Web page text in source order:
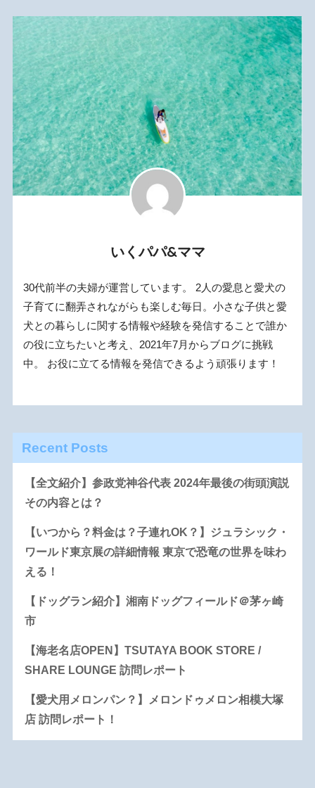
いくパパ&ママ
30代前半の夫婦が運営しています。 2人の愛息と愛犬の
子育てに翻弄されながらも楽しむ毎日。小さな子供と愛
犬との暮らしに関する情報や経験を発信することで誰か
の役に立ちたいと考え、2021年7月からブログに挑戦
中。 お役に立てる情報を発信できるよう頑張ります！
Recent Posts
【全文紹介】参政党神谷代表 2024年最後の街頭演説
その内容とは？
【いつから？料金は？子連れOK？】ジュラシック・
ワールド東京展の詳細情報 東京で恐竜の世界を味わ
える！
【ドッグラン紹介】湘南ドッグフィールド＠茅ヶ崎
市
【海老名店OPEN】TSUTAYA BOOK STORE /
SHARE LOUNGE 訪問レポート
【愛犬用メロンパン？】メロンドゥメロン相模大塚
店 訪問レポート！